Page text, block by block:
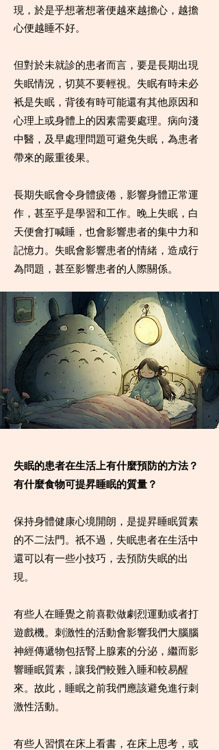
現，於是乎想著想著便越來越擔心，越擔
心便越睡不好。
但對於未就診的患者而言，要是長期出現
失眠情況，切莫不要輕視。失眠有時未必
衹是失眠，背後有時可能還有其他原因和
心理上或身體上的因素需要處理。病向淺
中醫，及早處理問題可避免失眠，為患者
帶來的嚴重後果。
長期失眠會令身體疲倦，影響身體正常運
作，甚至乎是學習和工作。晚上失眠，白
天便會打喊睡，也會影響患者的集中力和
記憶力。失眠會影響患者的情緒，造成行
為問題，甚至影響患者的人際關係。
失眠的患者在生活上有什麼預防的方法？
有什麼食物可提昇睡眠的質量？
保持身體健康心境開朗，是提昇睡眠質素
的不二法門。祇不過，失眠患者在生活中
還可以有一些小技巧，去預防失眠的出
現。
有些人在睡覺之前喜歡做劇烈運動或者打
遊戲機。刺激性的活動會影響我們大腦腦
神經傳遞物包括腎上腺素的分泌，繼而影
響睡眠質素，讓我們較難入睡和較易醒
來。故此，睡眠之前我們應該避免進行刺
激性活動。
有些人習慣在床上看書，在床上思考，或